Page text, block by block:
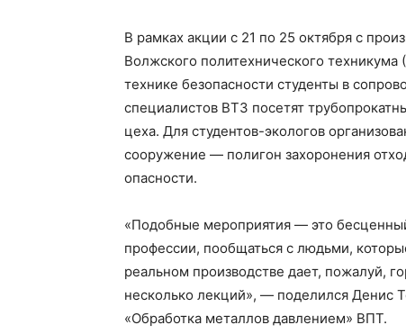
В рамках акции с 21 по 25 октября с
Волжского политехнического
технике безопасности студенты в
специалистов ВТЗ посетят
цеха. Для студентов-экологов
сооружение — полигон захоронения
опасности.
«Подобные мероприятия — это
профессии, пообщаться с людьми,
реальном производстве дает, пожалуй,
несколько лекций», — поделился Денис
«Обработка металлов давлением» ВПТ.